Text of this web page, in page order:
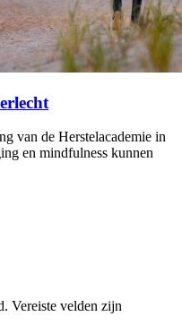
van de Herstelacademie in
en mindfulness kunnen
Vereiste velden zijn